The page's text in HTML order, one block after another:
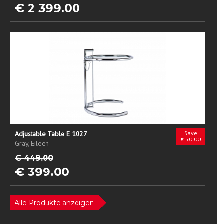
€ 2 399.00
Save
€ 50.00
Adjustable Table E 1027
Gray, Eileen
€ 449.00
€ 399.00
Alle Produkte anzeigen